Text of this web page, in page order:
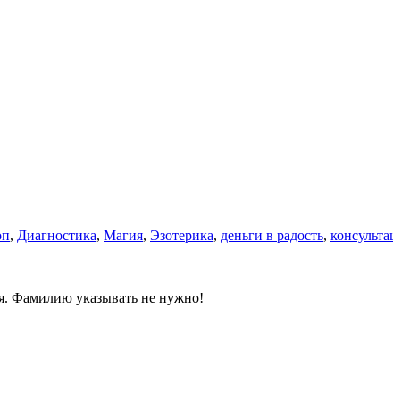
, Диагностика, Магия, Эзотерика, деньги в радость,
Фамилию указывать не нужно!